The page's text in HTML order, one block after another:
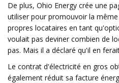
De plus, Ohio Energy crée une
utiliser pour promouvoir la
propres locataires en tant
voulait pas deviner combien de
pas. Mais il a déclaré qu'il en
Le contrat d'électricité en gros
également réduit sa facture